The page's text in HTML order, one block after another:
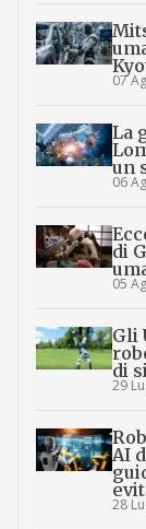
07
La
un
06
di
05
Gli
di
29
AI
28